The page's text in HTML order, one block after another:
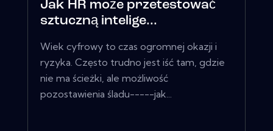
Jak HR może przetestować
sztuczną intelige...
Wiek cyfrowy to czas ogromnej okazji i
ryzyka. Często trudno jest iść tam, gdzie
nie ma ścieżki, ale możliwość
pozostawienia śladu-----jak...